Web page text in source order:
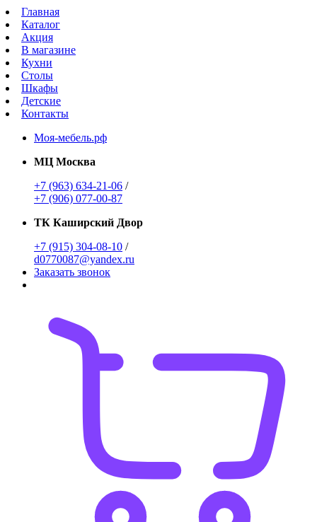
Главная
Каталог
Акция
В магазине
Кухни
Столы
Шкафы
Детские
Контакты
Моя-мебель.рф
МЦ Москва
+7 (963) 634-21-06 /
+7 (906) 077-00-87
ТК Каширский Двор
+7 (915) 304-08-10 /
d0770087@yandex.ru
Заказать звонок